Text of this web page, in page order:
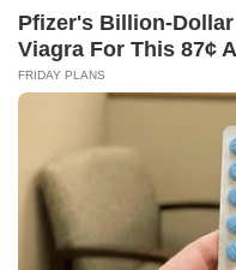
Місячний
секрети
СЕР 4, 2026
КРАСА